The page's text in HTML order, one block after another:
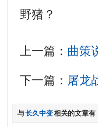
野猪？
上一篇： 曲策
下一篇： 屠龙
与长久中变相关的文章有